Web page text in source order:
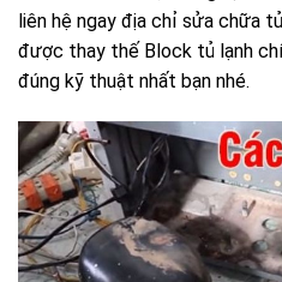
liên hệ ngay địa chỉ sửa chữa
được thay thế Block tủ lạnh
đúng kỹ thuật nhất bạn nhé.